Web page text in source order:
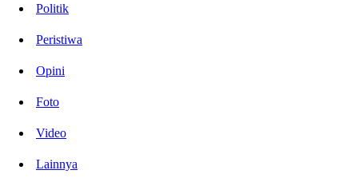
Politik
Peristiwa
Opini
Foto
Video
Lainnya